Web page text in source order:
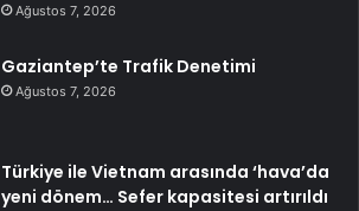
Ağustos 7, 2026
Gaziantep’te Trafik Denetimi
Ağustos 7, 2026
Türkiye ile Vietnam arasında ‘hava’da
yeni dönem… Sefer kapasitesi artırıldı